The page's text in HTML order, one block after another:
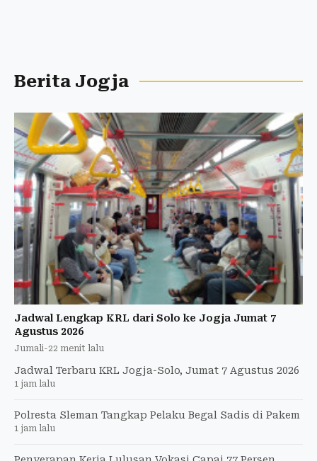
Berita Jogja
Jadwal Lengkap KRL dari Solo ke Jogja Jumat 7
Agustus 2026
Jumali-22 menit lalu
Jadwal Terbaru KRL Jogja-Solo, Jumat 7 Agustus 2026
1 jam lalu
Polresta Sleman Tangkap Pelaku Begal Sadis di Pakem
1 jam lalu